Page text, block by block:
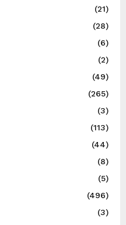
(21)
(28)
(6)
(2)
(49)
(265)
(3)
(113)
(44)
(8)
(5)
(496)
(3)